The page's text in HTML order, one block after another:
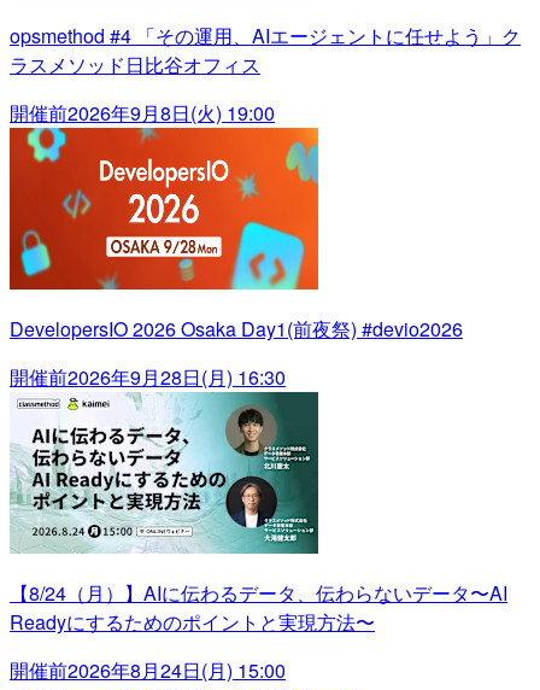
opsmethod #4 「その運用、AIエージェントに任せよう」ク
ラスメソッド日比谷オフィス
開催前2026年9月8日(火) 19:00
DevelopersIO 2026 Osaka Day1(前夜祭) #devio2026
開催前2026年9月28日(月) 16:30
【8/24（月）】AIに伝わるデータ、伝わらないデータ〜AI
Readyにするためのポイントと実現方法〜
開催前2026年8月24日(月) 15:00